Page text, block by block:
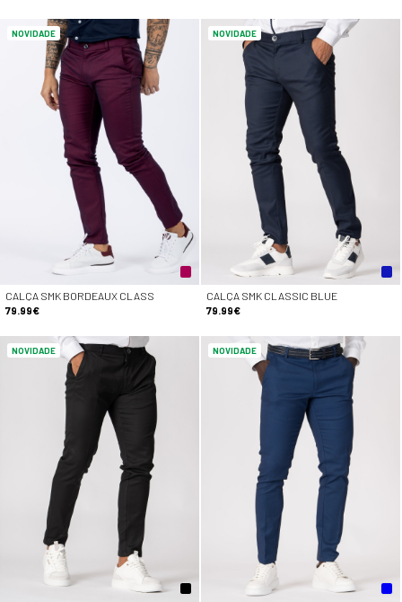
NOVIDADE
CALÇA SMK BORDEAUX CLASS
79.99€
NOVIDADE
CALÇA SMK CLASSIC BLUE
79.99€
NOVIDADE NOVIDADE